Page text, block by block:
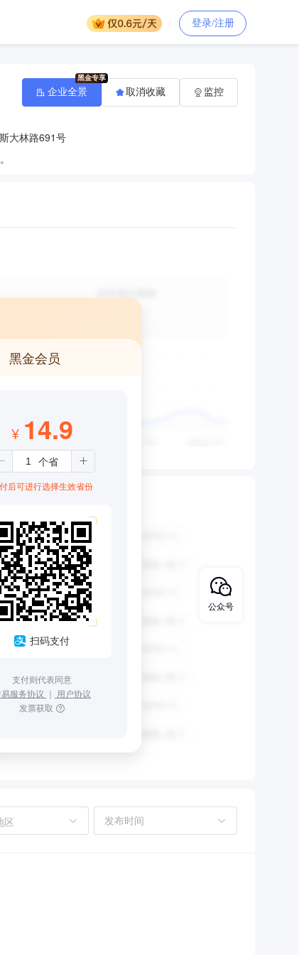
登录/注册
大林路691号
企业全景 取消收藏 监控
黑金会员
¥ 14.9
后可进行选择生效省份
扫码支付
支付则代表同意
服务协议 ｜ 用户协议
发票获取
区
公众号